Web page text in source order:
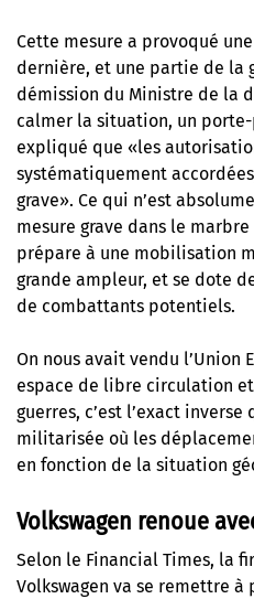
Cette mesure a provoqué
dernière, et une partie de la
démission du Ministre de la
calmer la situation, un
expliqué que «les
systématiquement
grave». Ce qui n’est
mesure grave dans le
prépare à une mobilisation
grande ampleur, et se dote
de combattants potentiels.
On nous avait vendu l’Union
espace de libre circulation
guerres, c’est l’exact
militarisée où les
en fonction de la situation
Volkswagen renoue
Selon le Financial Times, la
Volkswagen va se remettre